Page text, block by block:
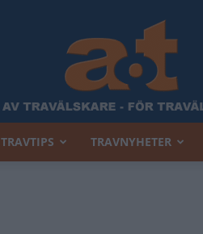
TRAVTIPS TRAVNYHETER